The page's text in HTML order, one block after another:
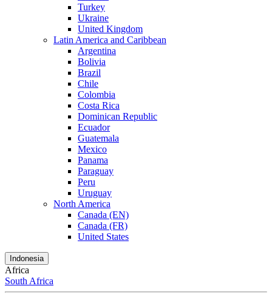
Turkey
Ukraine
United Kingdom
Latin America and Caribbean
Argentina
Bolivia
Brazil
Chile
Colombia
Costa Rica
Dominican Republic
Ecuador
Guatemala
Mexico
Panama
Paraguay
Peru
Uruguay
North America
Canada (EN)
Canada (FR)
United States
Indonesia
Africa
South Africa